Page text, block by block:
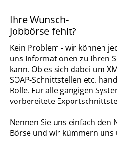
Ihre Wunsch-
Jobbörse fehlt?
Kein Problem - wir können
uns Informationen zu Ihren
kann. Ob es sich dabei um
SOAP-Schnittstellen etc.
Rolle. Für alle gängigen
vorbereitete
Nennen Sie uns einfach den
Börse und wir kümmern uns